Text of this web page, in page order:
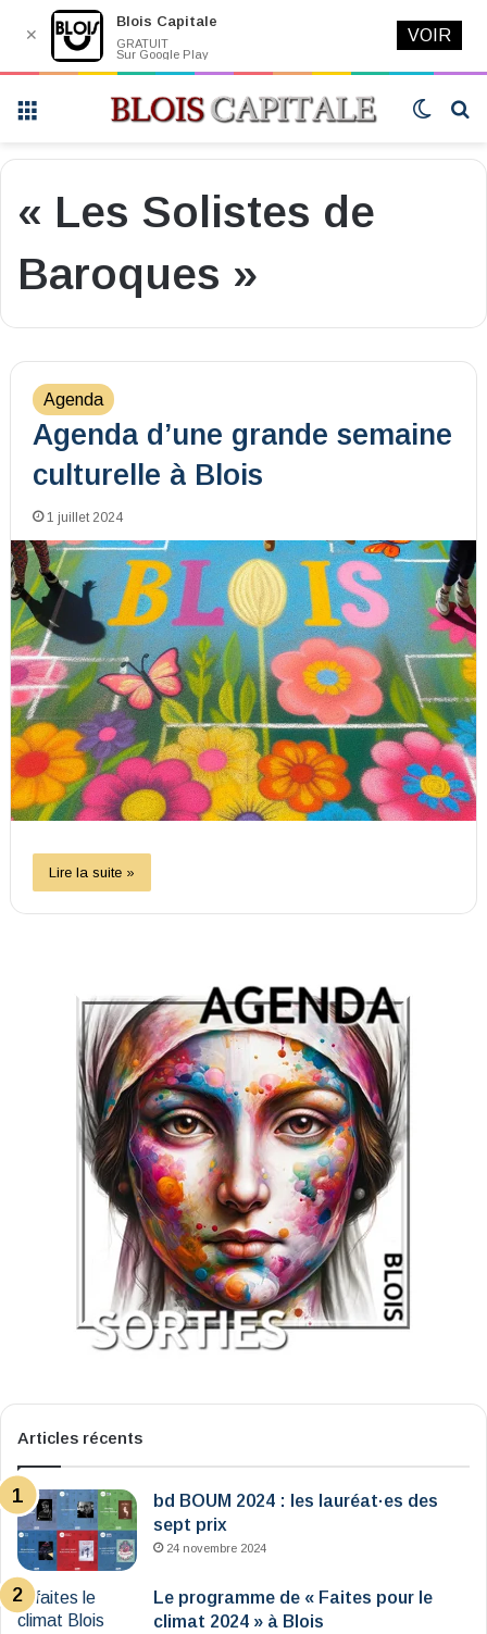
Switch
« Les Solistes de
Baroques »
Agenda
Agenda d’une grande semaine
culturelle à Blois
1 juillet 2024
Lire la suite »
Articles récents
bd BOUM 2024 : les lauréat·es des
sept prix
24 novembre 2024
Le programme de « Faites pour le
climat 2024 » à Blois
✕
Blois Capitale
GRATUIT
Sur Google Play
VOIR